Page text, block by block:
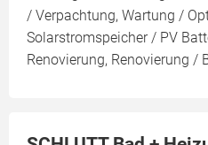
/ Verpachtung, Wartung /
Solarstromspeicher / PV
Renovierung, Renovierung /